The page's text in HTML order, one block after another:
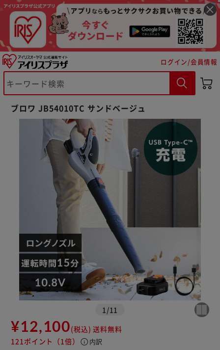
ログイン/会員情報
ブロワ JB54010TC サンドベージュ
1 /11
¥12,100(税込) 送料無料
121ポイント （1倍） info 内訳
※ご確認ください
カートに入れる 購入手続きへ